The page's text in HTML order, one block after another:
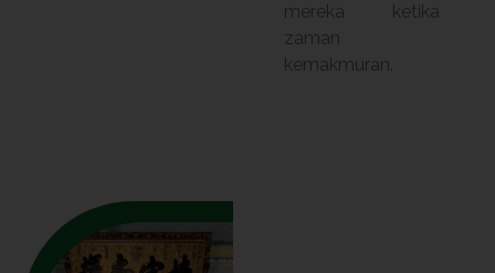
mereka ketika
zaman
kemakmuran.